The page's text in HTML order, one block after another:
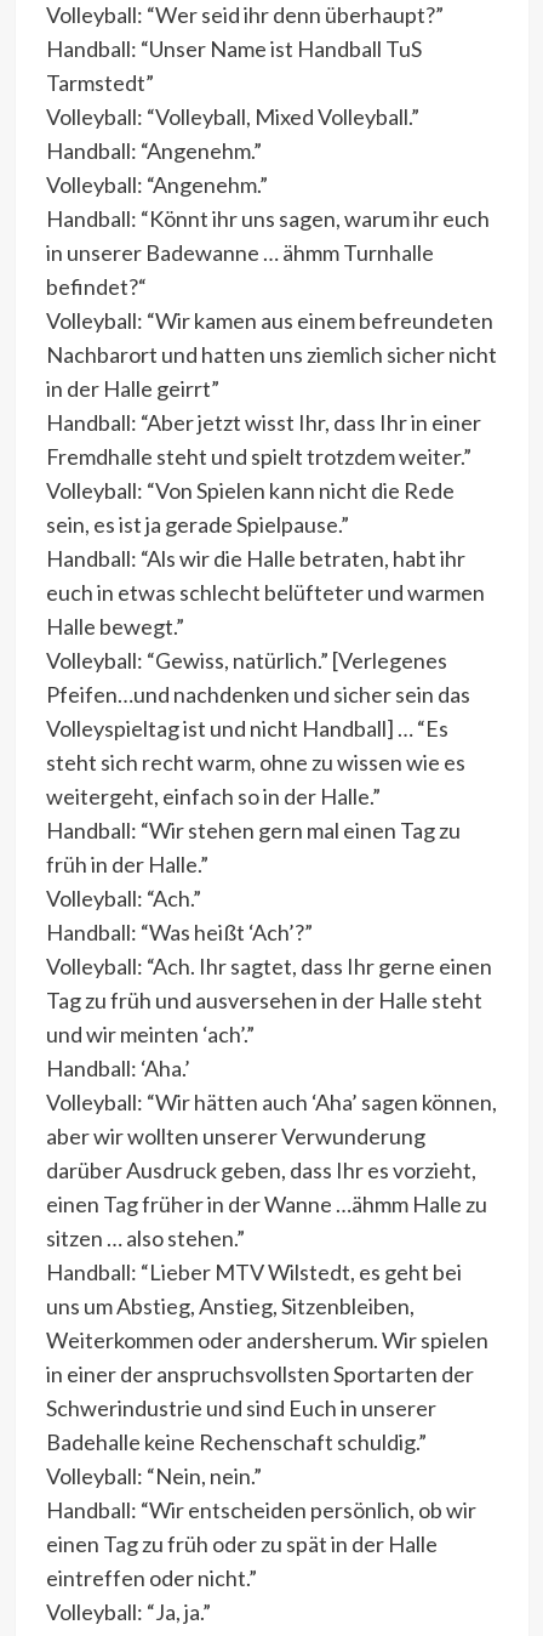
Volleyball: “Wer seid ihr denn überhaupt?”
Handball: “Unser Name ist Handball TuS
Tarmstedt”
Volleyball: “Volleyball, Mixed Volleyball.”
Handball: “Angenehm.”
Volleyball: “Angenehm.”
Handball: “Könnt ihr uns sagen, warum ihr euch
in unserer Badewanne … ähmm Turnhalle
befindet?“
Volleyball: “Wir kamen aus einem befreundeten
Nachbarort und hatten uns ziemlich sicher nicht
in der Halle geirrt”
Handball: “Aber jetzt wisst Ihr, dass Ihr in einer
Fremdhalle steht und spielt trotzdem weiter.”
Volleyball: “Von Spielen kann nicht die Rede
sein, es ist ja gerade Spielpause.”
Handball: “Als wir die Halle betraten, habt ihr
euch in etwas schlecht belüfteter und warmen
Halle bewegt.”
Volleyball: “Gewiss, natürlich.” [Verlegenes
Pfeifen…und nachdenken und sicher sein das
Volleyspieltag ist und nicht Handball] … “Es
steht sich recht warm, ohne zu wissen wie es
weitergeht, einfach so in der Halle.”
Handball: “Wir stehen gern mal einen Tag zu
früh in der Halle.”
Volleyball: “Ach.”
Handball: “Was heißt ‘Ach’?”
Volleyball: “Ach. Ihr sagtet, dass Ihr gerne einen
Tag zu früh und ausversehen in der Halle steht
und wir meinten ‘ach’.”
Handball: ‘Aha.’
Volleyball: “Wir hätten auch ‘Aha’ sagen können,
aber wir wollten unserer Verwunderung
darüber Ausdruck geben, dass Ihr es vorzieht,
einen Tag früher in der Wanne …ähmm Halle zu
sitzen … also stehen.”
Handball: “Lieber MTV Wilstedt, es geht bei
uns um Abstieg, Anstieg, Sitzenbleiben,
Weiterkommen oder andersherum. Wir spielen
in einer der anspruchsvollsten Sportarten der
Schwerindustrie und sind Euch in unserer
Badehalle keine Rechenschaft schuldig.”
Volleyball: “Nein, nein.”
Handball: “Wir entscheiden persönlich, ob wir
einen Tag zu früh oder zu spät in der Halle
eintreffen oder nicht.”
Volleyball: “Ja, ja.”